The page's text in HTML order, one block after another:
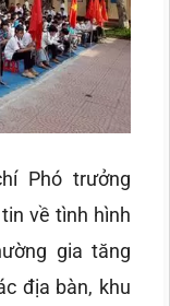
Phó trưởng
về tình hình
gia tăng
địa bàn, khu